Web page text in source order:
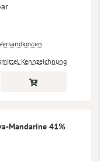
Kennzeichnung
Mandarine 41%